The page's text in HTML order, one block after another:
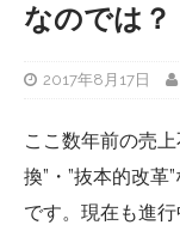
なのでは？
2017年8月17日
ここ数年前の売
換”・”抜本的改
です。現在も進行